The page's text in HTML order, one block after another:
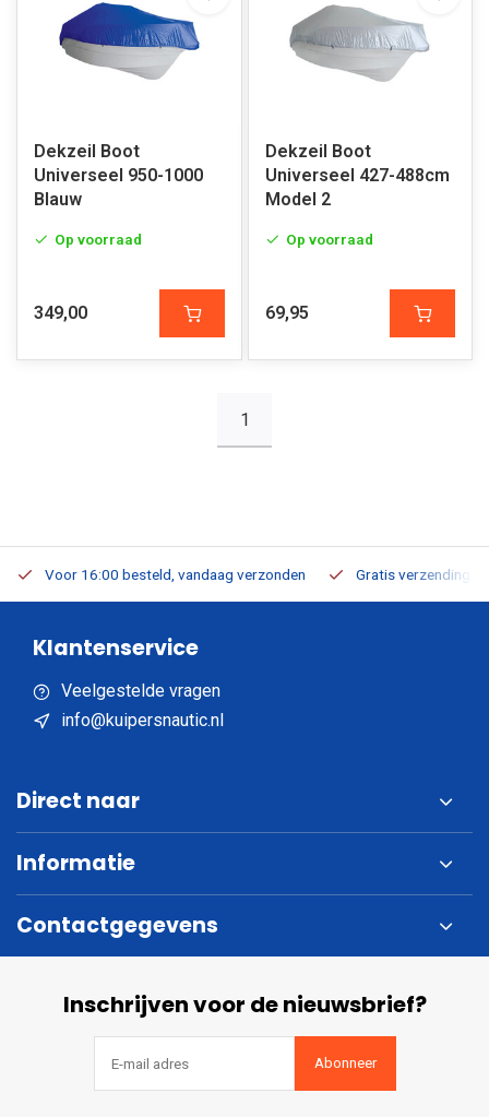
Dekzeil Boot
Universeel 950-1000
Blauw
Op voorraad
349,00
Dekzeil Boot
Universeel 427-488cm
Model 2
Op voorraad
69,95
1
Voor 16:00 besteld, vandaag verzonden Gratis verzending
Klantenservice
Veelgestelde vragen
info@kuipersnautic.nl
Direct naar
Informatie
Contactgegevens
Inschrijven voor de nieuwsbrief?
Abonneer